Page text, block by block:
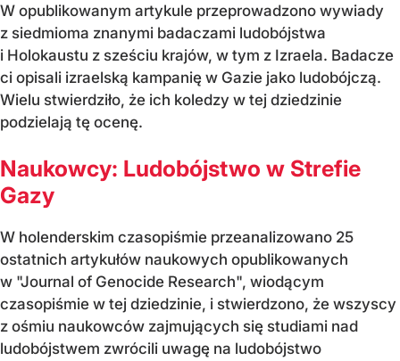
W opublikowanym artykule przeprowadzono wywiady
z siedmioma znanymi badaczami ludobójstwa
i Holokaustu z sześciu krajów, w tym z Izraela. Badacze
ci opisali izraelską kampanię w Gazie jako ludobójczą.
Wielu stwierdziło, że ich koledzy w tej dziedzinie
podzielają tę ocenę.
Naukowcy: Ludobójstwo w Strefie
Gazy
W holenderskim czasopiśmie przeanalizowano 25
ostatnich artykułów naukowych opublikowanych
w "Journal of Genocide Research", wiodącym
czasopiśmie w tej dziedzinie, i stwierdzono, że wszyscy
z ośmiu naukowców zajmujących się studiami nad
ludobójstwem zwrócili uwagę na ludobójstwo